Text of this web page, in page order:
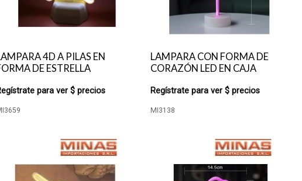
4D A PILAS EN
DE ESTRELLA
para ver $ precios
LAMPARA CON FORMA DE
CORAZÓN LED EN CAJA
Regístrate para ver $ precios
MI3138